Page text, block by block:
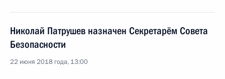
Николай Патрушев назначен Секретарём Совета
Безопасности
22 июня 2018 года, 13:00